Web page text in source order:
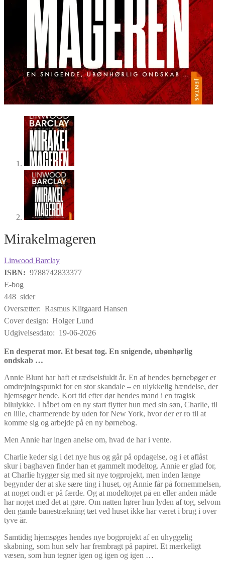
Mirakelmageren
Linwood Barclay
ISBN: 9788742833377
E-bog
448 sider
Oversætter: Rasmus Klitgaard Hansen
Cover design: Holger Lund
Udgivelsesdato: 19-06-2026
En desperat mor. Et besat tog. En snigende, ubønhørlig
ondskab …
Annie Blunt har haft et rædselsfuldt år. En af hendes børnebøger er
omdrejningspunkt for en stor skandale – en ulykkelig hændelse, der
hjemsøger hende. Kort tid efter dør hendes mand i en tragisk
bilulykke. I håbet om en ny start flytter hun med sin søn, Charlie, til
en lille, charmerende by uden for New York, hvor der er ro til at
komme sig og arbejde på en ny børnebog.
Men Annie har ingen anelse om, hvad de har i vente.
Charlie keder sig i det nye hus og går på opdagelse, og i et aflåst
skur i baghaven finder han et gammelt modeltog. Annie er glad for,
at Charlie hygger sig med sit nye togprojekt, men inden længe
begynder der at ske sære ting i huset, og Annie får på fornemmelsen,
at noget ondt er på færde. Og at modeltoget på en eller anden måde
har noget med det at gøre. Om natten hører hun lyden af tog, selvom
den gamle banestrækning tæt ved huset ikke har været i brug i over
tyve år.
Samtidig hjemsøges hendes nye bogprojekt af en uhyggelig
skabning, som hun selv har frembragt på papiret. Et mærkeligt
væsen, som hun tegner igen og igen og igen …